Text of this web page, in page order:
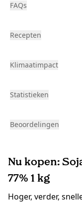
FAQs
Recepten
Klimaatimpact
Statistieken
Beoordelingen
Nu kopen:
77% 1 kg
Hoger, verder,